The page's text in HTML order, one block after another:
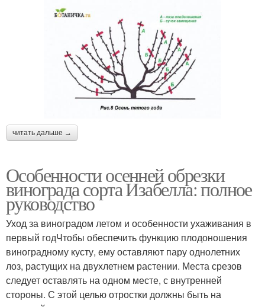
читать дальше →
Особенности осенней обрезки
винограда сорта Изабелла: полное
руководство
Уход за виноградом летом и особенности ухаживания в
первый годЧтобы обеспечить функцию плодоношения
виноградному кусту, ему оставляют пару однолетних
лоз, растущих на двухлетнем растении. Места срезов
следует оставлять на одном месте, с внутренней
стороны. С этой целью отростки должны быть на